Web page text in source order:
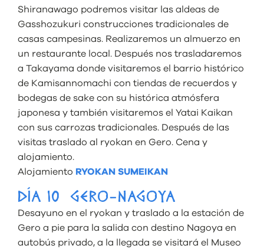
Shiranawago podremos visitar las aldeas de
Gasshozukuri construcciones tradicionales de
casas campesinas. Realizaremos un almuerzo en
un restaurante local. Después nos trasladaremos
a Takayama donde visitaremos el barrio histórico
de Kamisannomachi con tiendas de recuerdos y
bodegas de sake con su histórica atmósfera
japonesa y también visitaremos el Yatai Kaikan
con sus carrozas tradicionales. Después de las
visitas traslado al ryokan en Gero. Cena y
alojamiento.
Alojamiento RYOKAN SUMEIKAN
DÍA 10 GERO-NAGOYA
Desayuno en el ryokan y traslado a la estación de
Gero a pie para la salida con destino Nagoya en
autobús privado, a la llegada se visitará el Museo